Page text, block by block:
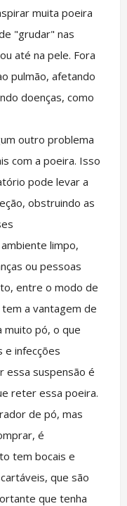
muita poeira
"grudar" nas
até na pele. Fora
pulmão, afetando
doenças, como
outro problema
com a poeira. Isso
pode levar a
obstruindo as
limpo,
ou pessoas
entre o modo de
a vantagem de
muito pó, o que
e infecções
essa suspensão é
reter essa poeira.
de pó, mas
é
tem bocais e
que são
que tenha